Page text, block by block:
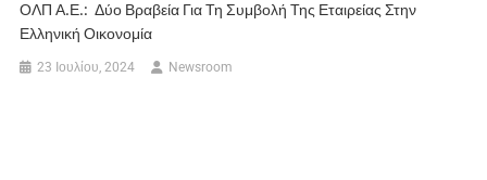
ΟΛΠ Α.Ε.: Δύο Βραβεία Για Τη Συμβολή Της Εταιρείας Στην
Ελληνική Οικονομία
23 Ιουλίου, 2024 Newsroom